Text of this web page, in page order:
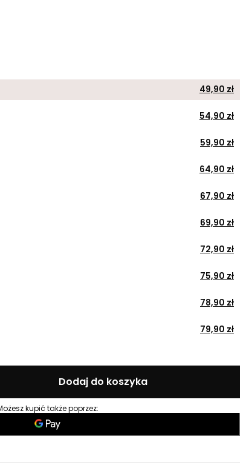
49,90 zł
54,90 zł
59,90 zł
64,90 zł
67,90 zł
69,90 zł
72,90 zł
75,90 zł
78,90 zł
79,90 zł
Dodaj do koszyka
kupić także poprzez: